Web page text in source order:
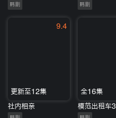
韩剧 韩剧
9.4
更新至12集
社内相亲
全16集
模范出租车3